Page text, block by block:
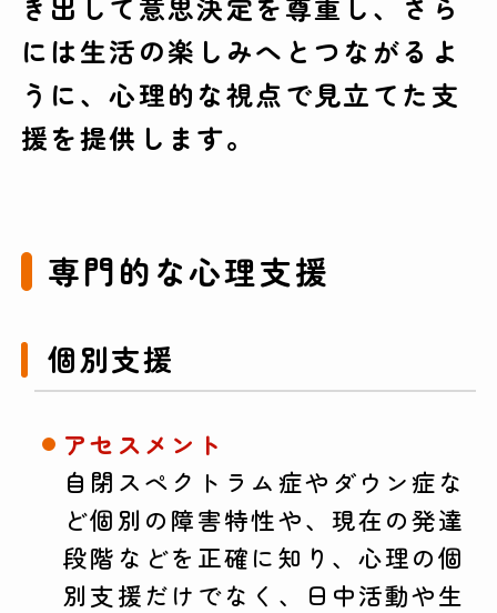
には生活の楽しみへとつながるよ
うに、心理的な視点で見立てた支
援を提供します。
専門的な心理支援
個別支援
アセスメント
自閉スペクトラム症やダウン症な
ど個別の障害特性や、現在の発達
段階などを正確に知り、心理の個
別支援だけでなく、日中活動や生